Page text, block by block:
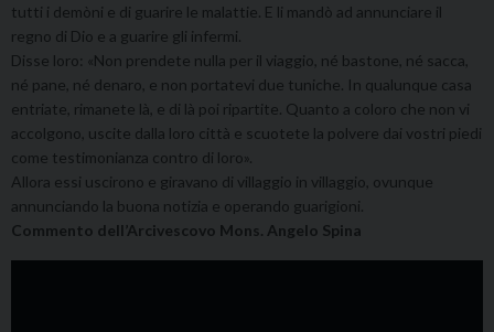
tutti i demòni e di guarire le malattie. E li mandò ad annunciare il
regno di Dio e a guarire gli infermi.
Disse loro: «Non prendete nulla per il viaggio, né bastone, né sacca,
né pane, né denaro, e non portatevi due tuniche. In qualunque casa
entriate, rimanete là, e di là poi ripartite. Quanto a coloro che non vi
accolgono, uscite dalla loro città e scuotete la polvere dai vostri piedi
come testimonianza contro di loro».
Allora essi uscirono e giravano di villaggio in villaggio, ovunque
annunciando la buona notizia e operando guarigioni.
Commento dell’Arcivescovo Mons. Angelo Spina